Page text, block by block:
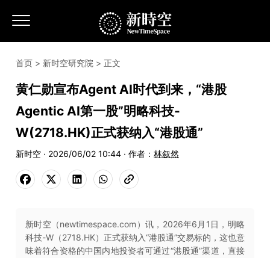
首页 > 新时空研究院 > 正文
黄仁勋宣布Agent AI时代到来，“港股
Agentic AI第一股”明略科技-
W(2718.HK)正式获纳入“港股通”
新时空 · 2026/06/02 10:44 · 作者： 林叙然
新时空（newtimespace.com）讯，2026年6月1日，明略
科技-W（2718.HK）正式获纳入“港股通”交易标的，这也意
味着符合资格的中国内地投资者可通过“港股通”渠道，直接